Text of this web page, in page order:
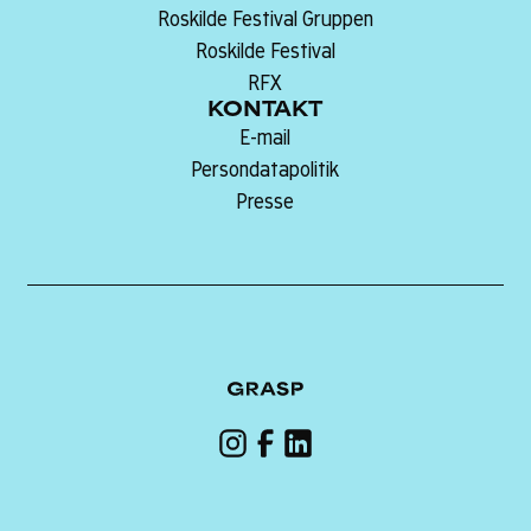
Roskilde Festival Gruppen
Roskilde Festival
RFX
KONTAKT
E-mail
Persondatapolitik
Presse